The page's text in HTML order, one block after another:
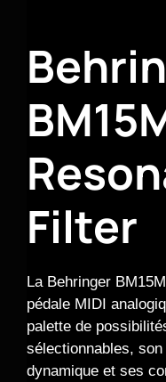
Filter
La Behringer
pédale MIDI
palette de
sélectionnables, son
dynamique et ses